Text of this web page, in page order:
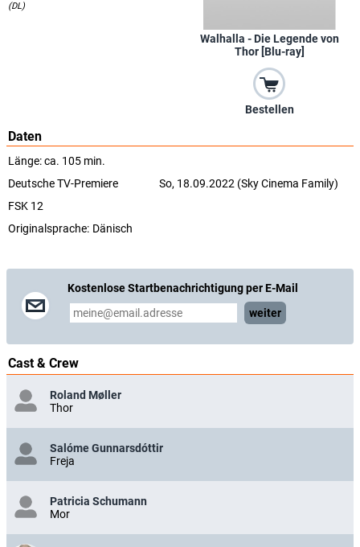
Walhalla - Die Legende von
Thor [Blu-ray]
Bestellen
(DL)
Daten
Länge: ca. 105 min.
Deutsche TV-Premiere
So, 18.09.2022 (Sky Cinema Family)
FSK 12
Originalsprache: Dänisch
Kostenlose Startbenachrichtigung per E-Mail
weiter
Cast & Crew
Roland Møller
Thor
Salóme Gunnarsdóttir
Freja
Patricia Schumann
Mor